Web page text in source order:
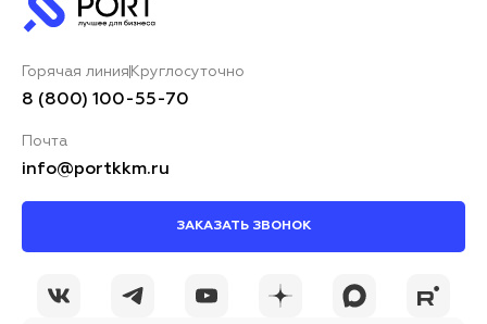
Горячая линия Круглосуточно
8 (800) 100-55-70
Почта
info@portkkm.ru
ЗАКАЗАТЬ ЗВОНОК